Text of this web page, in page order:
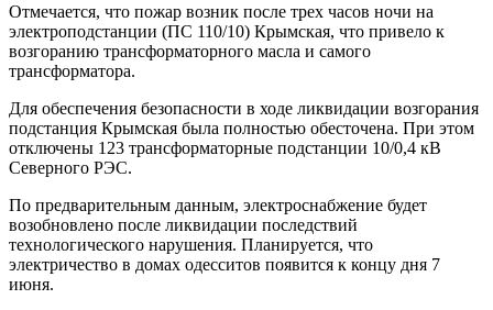
Отмечается, что пожар возник после трех часов ночи на
электроподстанции (ПС 110/10) Крымская, что привело к
возгоранию трансформаторного масла и самого
трансформатора.
Для обеспечения безопасности в ходе ликвидации возгорания
подстанция Крымская была полностью обесточена. При этом
отключены 123 трансформаторные подстанции 10/0,4 кВ
Северного РЭС.
По предварительным данным, электроснабжение будет
возобновлено после ликвидации последствий
технологического нарушения. Планируется, что
электричество в домах одесситов появится к концу дня 7
июня.